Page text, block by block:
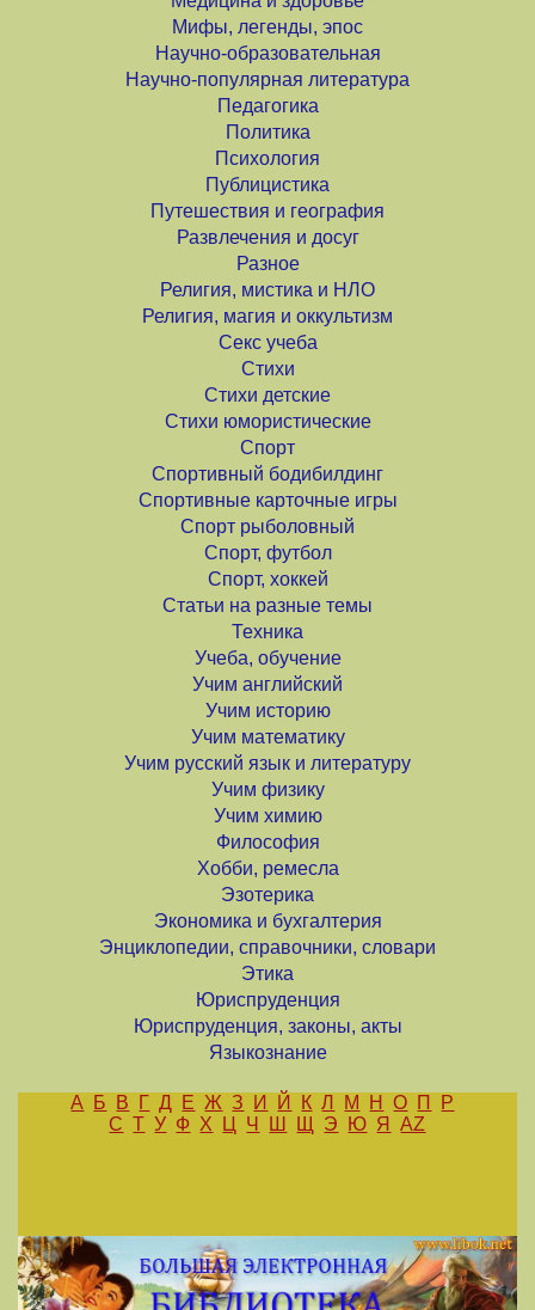
Мифы, легенды, эпос
Научно-образовательная
Научно-популярная литература
Педагогика
Политика
Психология
Публицистика
Путешествия и география
Развлечения и досуг
Разное
Религия, мистика и НЛО
Религия, магия и оккультизм
Секс учеба
Стихи
Стихи детские
Стихи юмористические
Спорт
Спортивный бодибилдинг
Спортивные карточные игры
Спорт рыболовный
Спорт, футбол
Спорт, хоккей
Статьи на разные темы
Техника
Учеба, обучение
Учим английский
Учим историю
Учим математику
Учим русский язык и литературу
Учим физику
Учим химию
Философия
Хобби, ремесла
Эзотерика
Экономика и бухгалтерия
Энциклопедии, справочники, словари
Этика
Юриспруденция
Юриспруденция, законы, акты
Языкознание
А Б В Г Д Е Ж З И Й К Л М Н О П
Р
С Т У Ф Х Ц Ч Ш Щ Э Ю Я AZ